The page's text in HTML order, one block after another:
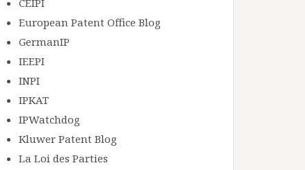
CEIPI
European Patent Office Blog
GermanIP
IEEPI
INPI
IPKAT
IPWatchdog
Kluwer Patent Blog
La Loi des Parties